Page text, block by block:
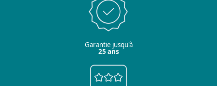
Garantie jusqu'à
25 ans